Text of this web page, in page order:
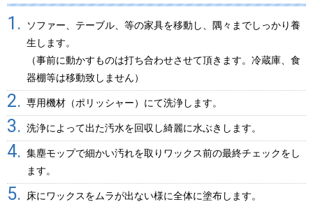
ソファー、テーブル、等の家具を移動し、隅々までしっかり養
生します。
（事前に動かすものは打ち合わせさせて頂きます。冷蔵庫、食
器棚等は移動致しません）
専用機材（ポリッシャー）にて洗浄します。
洗浄によって出た汚水を回収し綺麗に水ぶきします。
集塵モップで細かい汚れを取りワックス前の最終チェックをし
ます。
床にワックスをムラが出ない様に全体に塗布します。